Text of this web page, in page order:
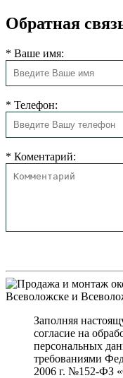
Обратная
* Ваше имя:
* Телефон:
* Коментарий:
Заполняя
согласие на
персональных
требованиями
2006 г. №152-ФЗ